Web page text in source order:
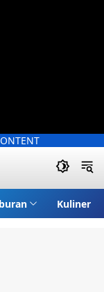
Kuliner